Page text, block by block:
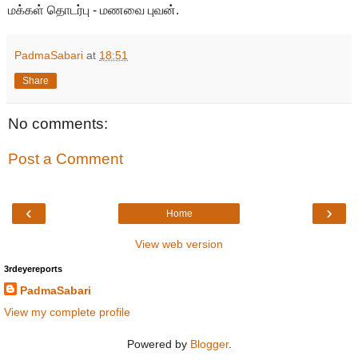
மக்கள் தொடர்பு - மணவை புவன்.
PadmaSabari at 18:51
Share
No comments:
Post a Comment
‹ ›
Home
View web version
3rdeyereports
PadmaSabari
View my complete profile
Powered by Blogger.